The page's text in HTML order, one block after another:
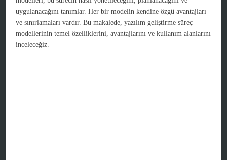
uygulanacağını tanımlar. Her bir modelin kendine özgü avantajları
ve sınırlamaları vardır. Bu makalede, yazılım geliştirme süreç
modellerinin temel özelliklerini, avantajlarını ve kullanım alanlarını
inceleceğiz.